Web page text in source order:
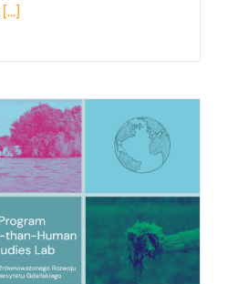
[...]